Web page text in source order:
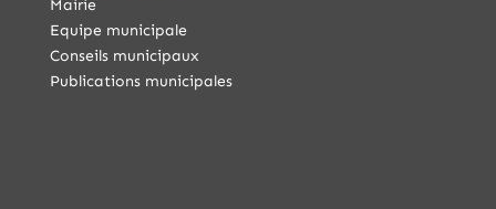
Mairie
Equipe municipale
Conseils municipaux
Publications municipales